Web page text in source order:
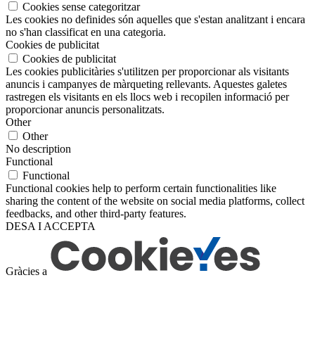
Cookies sense categoritzar
Les cookies no definides són aquelles que s'estan analitzant i encara
no s'han classificat en una categoria.
Cookies de publicitat
Cookies de publicitat
Les cookies publicitàries s'utilitzen per proporcionar als visitants
anuncis i campanyes de màrqueting rellevants. Aquestes galetes
rastregen els visitants en els llocs web i recopilen informació per
proporcionar anuncis personalitzats.
Other
Other
No description
Functional
Functional
Functional cookies help to perform certain functionalities like
sharing the content of the website on social media platforms, collect
feedbacks, and other third-party features.
DESA I ACCEPTA
Gràcies a